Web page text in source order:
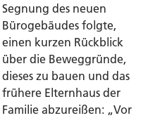
Segnung des neuen
Bürogebäudes folgte,
einen kurzen Rückblick
über die Beweggründe,
dieses zu bauen und das
frühere Elternhaus der
Familie abzureißen: „Vor